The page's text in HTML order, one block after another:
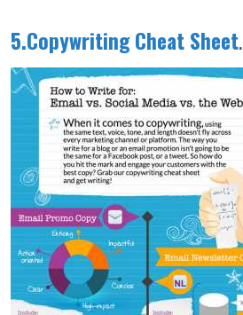
5.Copywriting Cheat Sheet.